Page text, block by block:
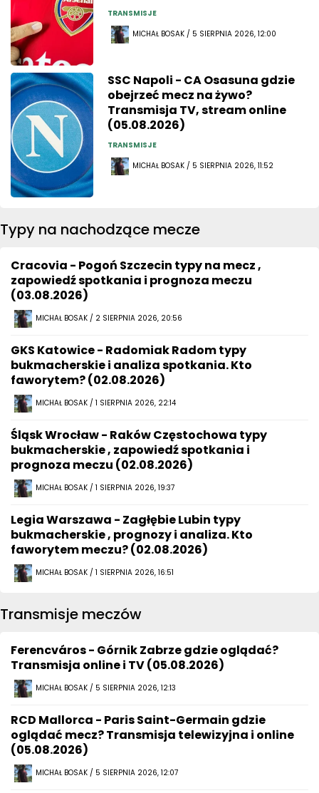
TRANSMISJE
MICHAŁ BOSAK / 5 SIERPNIA 2026, 12:00
SSC Napoli - CA Osasuna gdzie
obejrzeć mecz na żywo?
Transmisja TV, stream online
(05.08.2026)
TRANSMISJE
MICHAŁ BOSAK / 5 SIERPNIA 2026, 11:52
Typy na nachodzące mecze
Cracovia - Pogoń Szczecin typy na mecz ,
zapowiedź spotkania i prognoza meczu
(03.08.2026)
MICHAŁ BOSAK / 2 SIERPNIA 2026, 20:56
GKS Katowice - Radomiak Radom typy
bukmacherskie i analiza spotkania. Kto
faworytem? (02.08.2026)
MICHAŁ BOSAK / 1 SIERPNIA 2026, 22:14
Śląsk Wrocław - Raków Częstochowa typy
bukmacherskie , zapowiedź spotkania i
prognoza meczu (02.08.2026)
MICHAŁ BOSAK / 1 SIERPNIA 2026, 19:37
Legia Warszawa - Zagłębie Lubin typy
bukmacherskie , prognozy i analiza. Kto
faworytem meczu? (02.08.2026)
MICHAŁ BOSAK / 1 SIERPNIA 2026, 16:51
Transmisje meczów
Ferencváros - Górnik Zabrze gdzie oglądać?
Transmisja online i TV (05.08.2026)
MICHAŁ BOSAK / 5 SIERPNIA 2026, 12:13
RCD Mallorca - Paris Saint-Germain gdzie
oglądać mecz? Transmisja telewizyjna i online
(05.08.2026)
MICHAŁ BOSAK / 5 SIERPNIA 2026, 12:07